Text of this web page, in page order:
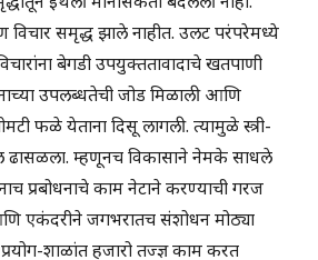
विचार समृद्ध झाले नाहीत. उलट परंपरेमध्ये
बेगडी उपयुक्ततावादाचे खतपाणी
उपलब्धतेची जोड मिळाली आणि
फळे येताना दिसू लागली. त्यामुळे स्त्री-
ढासळला. म्हणूनच विकासाने नेमके साधले
प्रबोधनाचे काम नेटाने करण्याची गरज
एकंदरीने जगभरातच संशोधन मोठ्या
शाळांत हजारो तज्ज्ञ काम करत